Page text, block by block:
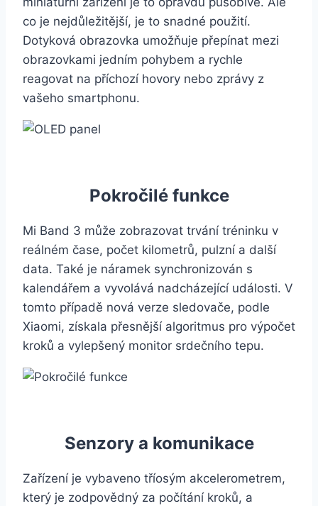
co je nejdůležitější, je to snadné použití.
Dotyková obrazovka umožňuje přepínat mezi
obrazovkami jedním pohybem a rychle
reagovat na příchozí hovory nebo zprávy z
vašeho smartphonu.
Pokročilé funkce
Mi Band 3 může zobrazovat trvání tréninku v
reálném čase, počet kilometrů, pulzní a další
data. Také je náramek synchronizován s
kalendářem a vyvolává nadcházející události. V
tomto případě nová verze sledovače, podle
Xiaomi, získala přesnější algoritmus pro výpočet
kroků a vylepšený monitor srdečního tepu.
Senzory a komunikace
Zařízení je vybaveno tříosým akcelerometrem,
který je zodpovědný za počítání kroků, a